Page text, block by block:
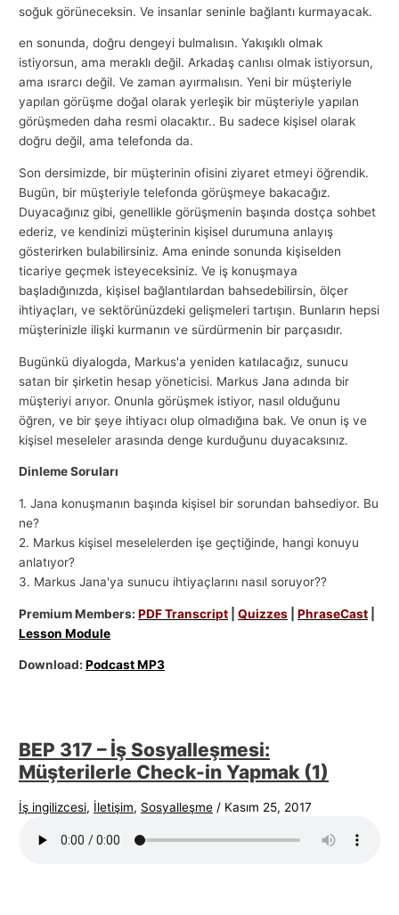
soğuk görüneceksin. Ve insanlar seninle bağlantı kurmayacak.
en sonunda, doğru dengeyi bulmalısın. Yakışıklı olmak
istiyorsun, ama meraklı değil. Arkadaş canlısı olmak istiyorsun,
ama ısrarcı değil. Ve zaman ayırmalısın. Yeni bir müşteriyle
yapılan görüşme doğal olarak yerleşik bir müşteriyle yapılan
görüşmeden daha resmi olacaktır.. Bu sadece kişisel olarak
doğru değil, ama telefonda da.
Son dersimizde, bir müşterinin ofisini ziyaret etmeyi öğrendik.
Bugün, bir müşteriyle telefonda görüşmeye bakacağız.
Duyacağınız gibi, genellikle görüşmenin başında dostça sohbet
ederiz, ve kendinizi müşterinin kişisel durumuna anlayış
gösterirken bulabilirsiniz. Ama eninde sonunda kişiselden
ticariye geçmek isteyeceksiniz. Ve iş konuşmaya
başladığınızda, kişisel bağlantılardan bahsedebilirsin, ölçer
ihtiyaçları, ve sektörünüzdeki gelişmeleri tartışın. Bunların hepsi
müşterinizle ilişki kurmanın ve sürdürmenin bir parçasıdır.
Bugünkü diyalogda, Markus'a yeniden katılacağız, sunucu
satan bir şirketin hesap yöneticisi. Markus Jana adında bir
müşteriyi arıyor. Onunla görüşmek istiyor, nasıl olduğunu
öğren, ve bir şeye ihtiyacı olup olmadığına bak. Ve onun iş ve
kişisel meseleler arasında denge kurduğunu duyacaksınız.
Dinleme Soruları
1. Jana konuşmanın başında kişisel bir sorundan bahsediyor. Bu
ne?
2. Markus kişisel meselelerden işe geçtiğinde, hangi konuyu
anlatıyor?
3. Markus Jana'ya sunucu ihtiyaçlarını nasıl soruyor??
Premium Members:PDF Transcript |Quizzes |PhraseCast
Lesson Module
Download:Podcast MP3
BEP 317 – İş Sosyalleşmesi:
Müşterilerle Check-in Yapmak (1)
İş ingilizcesi, İletişim, Sosyalleşme / Kasım 25, 2017